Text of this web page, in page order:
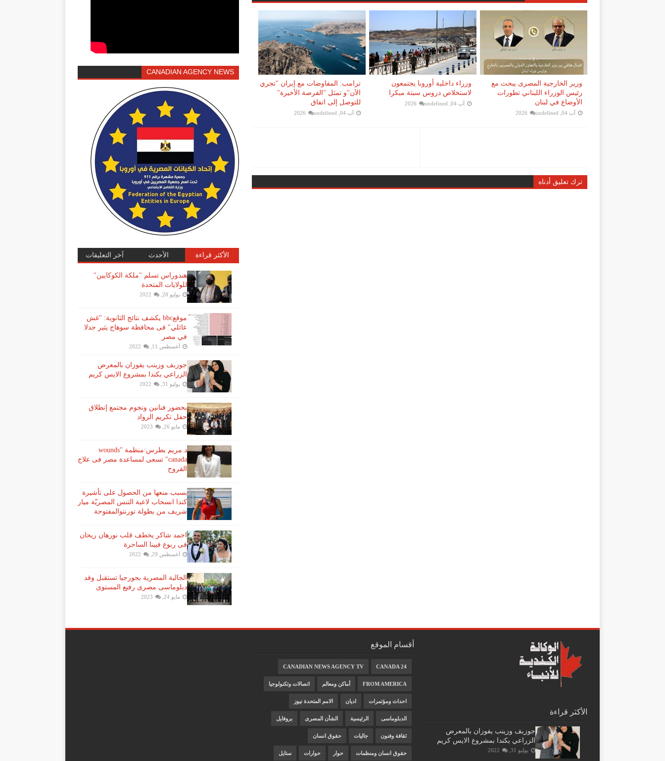
وزير الخارجية المصرى يبحث مع
رئيس الوزراء اللبناني تطورات
الأوضاع في لبنان
آب 04, 2026 undefined
وزراء داخلية أوروبا يجتمعون
لاستخلاص دروس سبتة مبكرا
آب 04, 2026 undefined
ترامب: المفاوضات مع إيران "تجري
الآن"و تمثل "الفرصة الأخيرة"
للتوصل إلى اتفاق
آب 04, 2026 undefined
ترك تعليق أدناه
CANADIAN AGENCY NEWS
الأكثر قراءة الأحدث آخر التعليقات
هندوراس تسلم "ملكة الكوكايين"
للولايات المتحدة
يوليو 28, 2022
موقعbbc يكشف نتائج الثانوية: "غش
عائلي" فى محافظة سوهاج يثير جدلا
في مصر
أغسطس 11, 2022
جوزيف وزينب يفوزان بالمعرض
الزراعي بكندا بمشروع الايس كريم
يوليو 31, 2022
بحضور فنانين ونجوم مجتمع إنطلاق
حفل تكريم الرواد
مايو 26, 2023
د.مريم بطرس:منظمة "wounds
canada" تسعى لمساعدة مصر فى علاج
القروح
بسبب منعها من الحصول على تأشيرة
كندا انسحاب لاعبة ​التنس​ المصريّة ​ميار
شريف​ من بطولة ​تورنتو​المفتوحة
احمد شاكر يخطف قلب نورهان ريحان
فى ربوع فيينا الساحرة
أغسطس 29, 2022
الجالية المصرية بجورجيا تستقبل وفد
دبلوماسى مصرى رفيع المستوى
مايو 24, 2023
الأكثر قراءة
جوزيف وزينب يفوزان بالمعرض
الزراعي بكندا بمشروع الايس كريم
يوليو 31, 2022
أقسام الموقع
CANADA 24
CANADIAN NEWS AGENCY TV
FROM AMERICA أماكن ومعالم اتصالات وتكنولوجيا
احداث ومؤتمرات اديان الامم المتحدة نيوز
الدبلوماسى الرئيسية الشأن المصرى بروفايل
ثقافة وفنون جاليات حقوق انسان
حقوق انسان ومنظمات حوار حوارات ستايل